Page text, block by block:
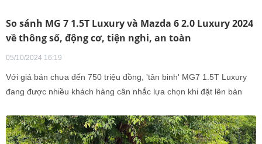
So sánh MG 7 1.5T Luxury và Mazda 6 2.0 Luxury 2024
về thông số, động cơ, tiện nghi, an toàn
05/10/2024 16:19
Với giá bán chưa đến 750 triệu đồng, 'tân binh' MG7 1.5T Luxury
đang được nhiều khách hàng cân nhắc lựa chọn khi đặt lên bàn